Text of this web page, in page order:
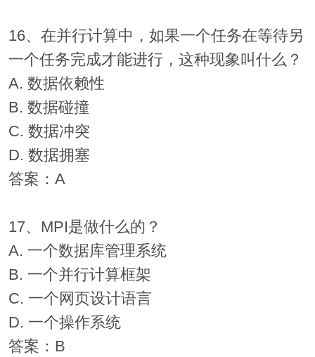
16、在并行计算中，如果一个任务在等待另
一个任务完成才能进行，这种现象叫什么？
A. 数据依赖性
B. 数据碰撞
C. 数据冲突
D. 数据拥塞
答案：A
17、MPI是做什么的？
A. 一个数据库管理系统
B. 一个并行计算框架
C. 一个网页设计语言
D. 一个操作系统
答案：B